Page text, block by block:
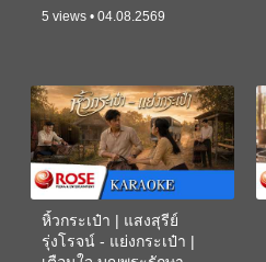
5 views • 04.08.2569
หิ้วกระเป๋า | แสงสุรีย์
รุ่งโรจน์ - แย่งกระเป๋า |